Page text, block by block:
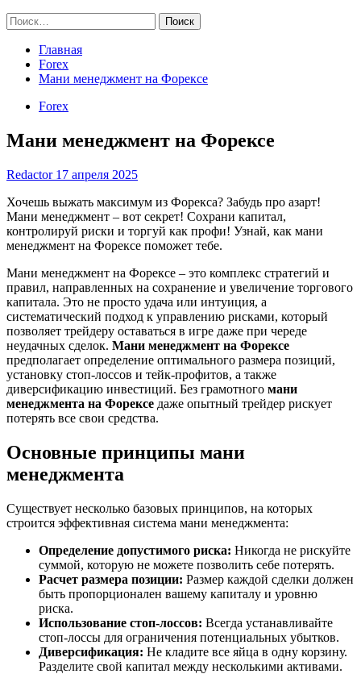
Найти:
Главная
Forex
Мани менеджмент на Форексе
Forex
Мани менеджмент на Форексе
Redactor 17 апреля 2025
Хочешь выжать максимум из Форекса? Забудь про азарт!
Мани менеджмент – вот секрет! Сохрани капитал,
контролируй риски и торгуй как профи! Узнай, как мани
менеджмент на Форексе поможет тебе.
Мани менеджмент на Форексе – это комплекс стратегий и
правил, направленных на сохранение и увеличение торгового
капитала. Это не просто удача или интуиция, а
систематический подход к управлению рисками, который
позволяет трейдеру оставаться в игре даже при череде
неудачных сделок. Мани менеджмент на Форексе
предполагает определение оптимального размера позиций,
установку стоп-лоссов и тейк-профитов, а также
диверсификацию инвестиций. Без грамотного мани
менеджмента на Форексе даже опытный трейдер рискует
потерять все свои средства.
Основные принципы мани
менеджмента
Существует несколько базовых принципов, на которых
строится эффективная система мани менеджмента:
Определение допустимого риска: Никогда не рискуйте
суммой, которую не можете позволить себе потерять.
Расчет размера позиции: Размер каждой сделки должен
быть пропорционален вашему капиталу и уровню
риска.
Использование стоп-лоссов: Всегда устанавливайте
стоп-лоссы для ограничения потенциальных убытков.
Диверсификация: Не кладите все яйца в одну корзину.
Разделите свой капитал между несколькими активами.